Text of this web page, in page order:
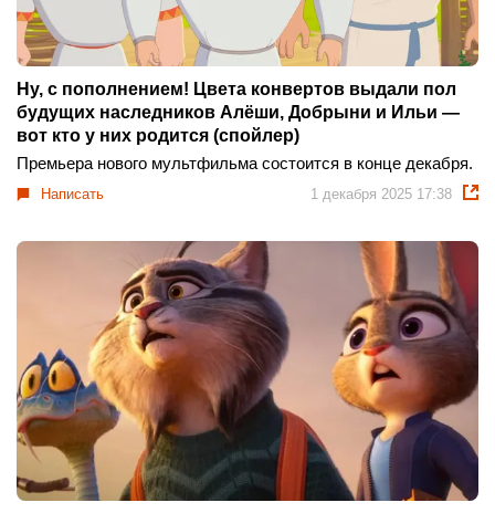
Ну, с пополнением! Цвета конвертов выдали пол
будущих наследников Алёши, Добрыни и Ильи —
вот кто у них родится (спойлер)
Премьера нового мультфильма состоится в конце декабря.
Написать 1 декабря 2025 17:38